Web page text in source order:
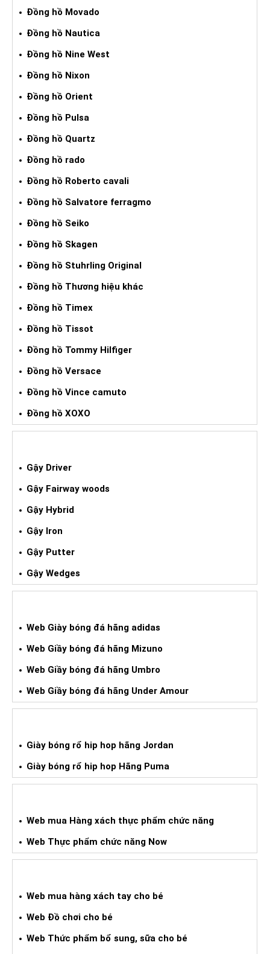
Đồng hồ Movado
Đồng hồ Nautica
Đồng hồ Nine West
Đồng hồ Nixon
Đồng hồ Orient
Đồng hồ Pulsa
Đồng hồ Quartz
Đồng hồ rado
Đồng hồ Roberto cavali
Đồng hồ Salvatore ferragmo
Đồng hồ Seiko
Đồng hồ Skagen
Đồng hồ Stuhrling Original
Đồng hồ Thương hiệu khác
Đồng hồ Timex
Đồng hồ Tissot
Đồng hồ Tommy Hilfiger
Đồng hồ Versace
Đồng hồ Vince camuto
Đồng hồ XOXO
Gậy Driver
Gậy Fairway woods
Gậy Hybrid
Gậy Iron
Gậy Putter
Gậy Wedges
Web Giày bóng đá hãng adidas
Web Giầy bóng đá hãng Mizuno
Web Giầy bóng đá hãng Umbro
Web Giầy bóng đá hãng Under Amour
Giày bóng rổ hip hop hãng Jordan
Giày bóng rổ hip hop Hãng Puma
Web mua Hàng xách thực phẩm chức năng
Web Thực phẩm chức năng Now
Web mua hàng xách tay cho bé
Web Đồ chơi cho bé
Web Thức phẩm bổ sung, sữa cho bé